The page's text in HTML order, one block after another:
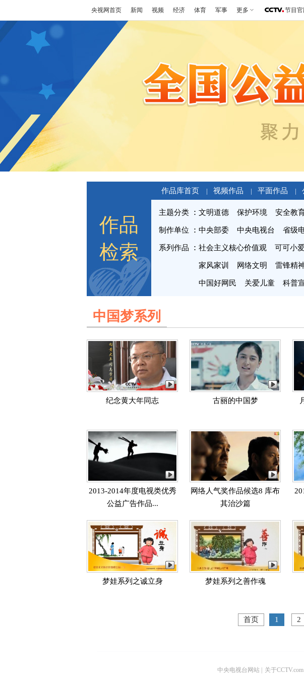
央视网首页 新闻 视频 经济 体育 军事 更多 节目官
作品
检索
作品库首页 | 视频作品 | 平面作品 |
主题分类 文明道德 保护环境 安全教
制作单位 中央部委 中央电视台 省级
系列作品 社会主义核心价值观 可可小
家风家训 网络文明 雷锋精
中国好网民 关爱儿童 科普
中国梦系列
纪念黄大年同志 古丽的中国梦
2013-2014年度电视类优秀
公益广告作品...
网络人气奖作品候选8 库布
其治沙篇
梦娃系列之诚立身 梦娃系列之善作魂
首页 1 2
中央电视台网站 关于CCTV.com